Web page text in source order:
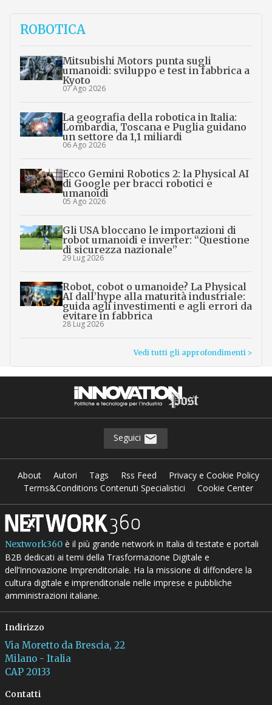
ROBOTICA
Mitsubishi Motors punta sugli
umanoidi: sviluppo e test in fabbrica a
Kyoto
07 Ago 2026
La geografia della robotica in Italia:
Lombardia, Toscana e Puglia guidano
un settore da 1,1 miliardi
06 Ago 2026
Ecco Gemini Robotics 2: la Physical AI
di Google per bracci robotici e
umanoidi
05 Ago 2026
Gli USA bloccano le importazioni di
robot umanoidi e inverter: “Questione
di sicurezza nazionale”
29 Lug 2026
Robot, cobot o umanoide? La Physical
AI dall’hype alla maturità industriale:
guida agli investimenti e agli errori da
evitare in fabbrica
28 Lug 2026
Vedi tutti gli approfondimenti >
Seguici
About Autori Tags Rss Feed
Privacy e Cookie Policy
Terms&Conditions Contenuti Specialistici
Cookie Center
Nextwork360è il più grande network in Italia di testate e portali
B2B dedicati ai temi della Trasformazione Digitale e
dell’Innovazione Imprenditoriale. Ha la missione di diffondere la
cultura digitale e imprenditoriale nelle imprese e pubbliche
amministrazioni italiane.
Indirizzo
Via Moretto da Brescia, 22
Milano - Italia
CAP 20133
Contatti